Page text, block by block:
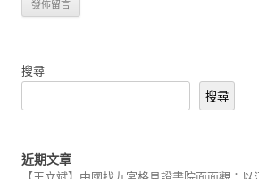
搜尋
搜尋
近期文章